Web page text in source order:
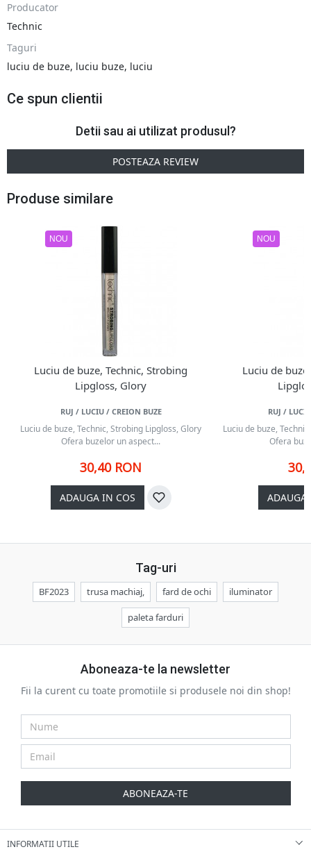
Producator
Technic
Taguri
luciu de buze, luciu buze, luciu
Ce spun clientii
Detii sau ai utilizat produsul?
POSTEAZA REVIEW
Produse similare
NOU
Luciu de buze, Technic, Strobing
Lipgloss, Glory
RUJ / LUCIU / CREION BUZE
Luciu de buze, Technic, Strobing Lipgloss, Glory
Ofera buzelor un aspect...
30,40 RON
ADAUGA IN COS
NOU
Luciu de
RUJ /
Luciu de buze,
Ofera
ADAUGA
Tag-uri
BF2023 trusa machiaj, fard de ochi iluminator
paleta farduri
Aboneaza-te la newsletter
Fii la curent cu toate promotiile si produsele noi din shop!
ABONEAZA-TE
INFORMATII UTILE